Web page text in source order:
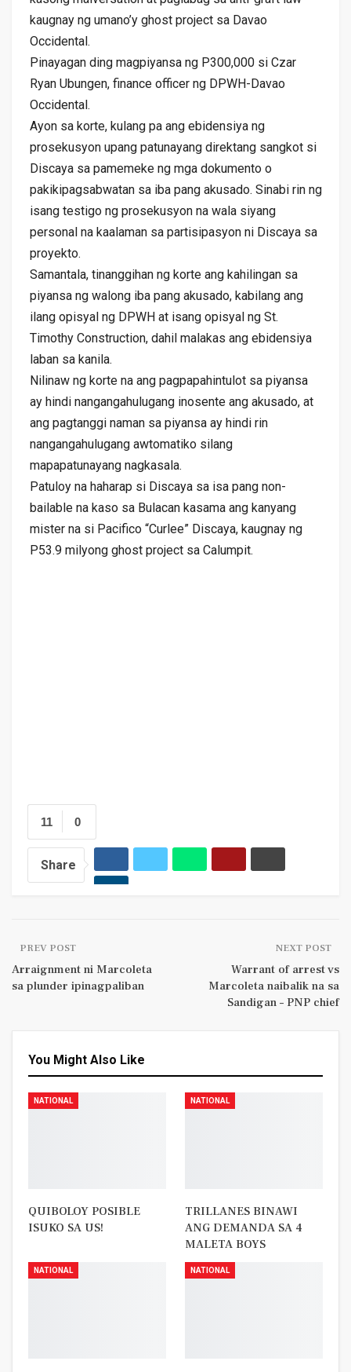
kaugnay ng umano’y ghost project sa Davao
Occidental.
Pinayagan ding magpiyansa ng P300,000 si Czar
Ryan Ubungen, finance officer ng DPWH-Davao
Occidental.
Ayon sa korte, kulang pa ang ebidensiya ng
prosekusyon upang patunayang direktang sangkot si
Discaya sa pamemeke ng mga dokumento o
pakikipagsabwatan sa iba pang akusado. Sinabi rin ng
isang testigo ng prosekusyon na wala siyang
personal na kaalaman sa partisipasyon ni Discaya sa
proyekto.
Samantala, tinanggihan ng korte ang kahilingan sa
piyansa ng walong iba pang akusado, kabilang ang
ilang opisyal ng DPWH at isang opisyal ng St.
Timothy Construction, dahil malakas ang ebidensiya
laban sa kanila.
Nilinaw ng korte na ang pagpapahintulot sa piyansa
ay hindi nangangahulugang inosente ang akusado, at
ang pagtanggi naman sa piyansa ay hindi rin
nangangahulugang awtomatiko silang
mapapatunayang nagkasala.
Patuloy na haharap si Discaya sa isa pang non-
bailable na kaso sa Bulacan kasama ang kanyang
mister na si Pacifico “Curlee” Discaya, kaugnay ng
P53.9 milyong ghost project sa Calumpit.
0
11
Share
PREV POST
Arraignment ni Marcoleta
sa plunder ipinagpaliban
NEXT POST
Warrant of arrest vs
Marcoleta naibalik na sa
Sandigan – PNP chief
You Might Also Like
NATIONAL
QUIBOLOY POSIBLE
ISUKO SA US!
NATIONAL
TRILLANES BINAWI
ANG DEMANDA SA 4
MALETA BOYS
NATIONAL NATIONAL